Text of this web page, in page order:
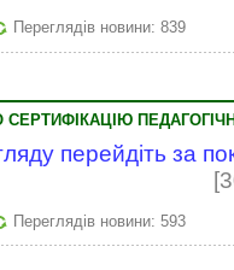
Переглядів новини: 839
перейдіть за
Переглядів новини: 593